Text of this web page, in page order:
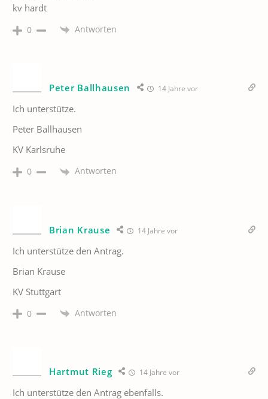
kv hardt
0 Antworten
Peter Ballhausen 14 Jahre vor
Ich unterstütze.
Peter Ballhausen
KV Karlsruhe
0 Antworten
Brian Krause 14 Jahre vor
Ich unterstütze den Antrag.
Brian Krause
KV Stuttgart
0 Antworten
Hartmut Rieg 14 Jahre vor
Ich unterstütze den Antrag ebenfalls.